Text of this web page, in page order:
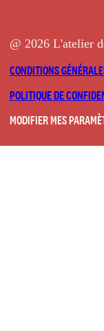
@ 2026 L'atelier
CONDITIONS
POLITIQUE DE
MODIFIER MES